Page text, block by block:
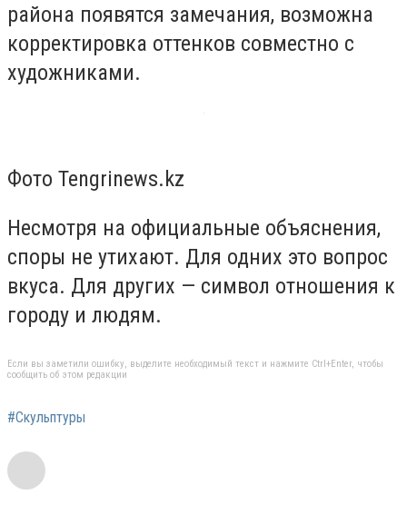
района появятся замечания, возможна
корректировка оттенков совместно с
художниками.
Фото Tengrinews.kz
Несмотря на официальные объяснения,
споры не утихают. Для одних это вопрос
вкуса. Для других — символ отношения к
городу и людям.
Если вы заметили ошибку, выделите необходимый текст и нажмите Ctrl+Enter, чтобы
сообщить об этом редакции
#Скульптуры